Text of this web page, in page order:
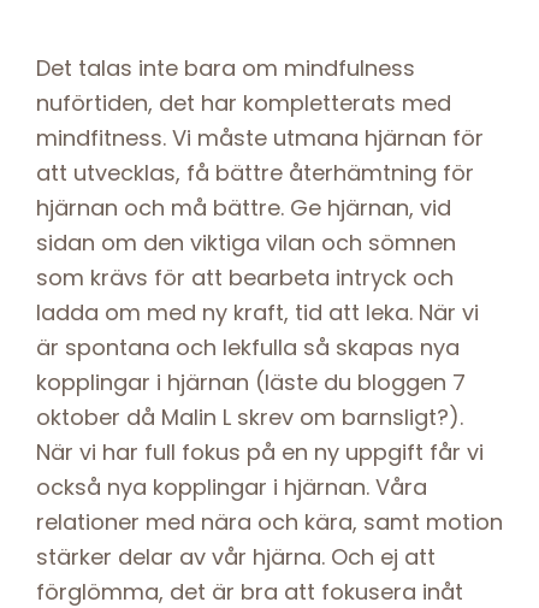
Det talas inte bara om mindfulness
nuförtiden, det har kompletterats med
mindfitness. Vi måste utmana hjärnan för
att utvecklas, få bättre återhämtning för
hjärnan och må bättre. Ge hjärnan, vid
sidan om den viktiga vilan och sömnen
som krävs för att bearbeta intryck och
ladda om med ny kraft, tid att leka. När vi
är spontana och lekfulla så skapas nya
kopplingar i hjärnan (läste du bloggen 7
oktober då Malin L skrev om barnsligt?).
När vi har full fokus på en ny uppgift får vi
också nya kopplingar i hjärnan. Våra
relationer med nära och kära, samt motion
stärker delar av vår hjärna. Och ej att
förglömma, det är bra att fokusera inåt